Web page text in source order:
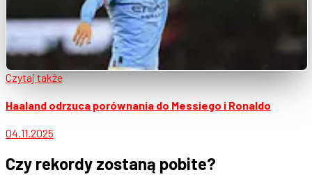
Czytaj także
Haaland odrzuca porównania do Messiego i Ronaldo
04.11.2025
Czy rekordy zostaną pobite?